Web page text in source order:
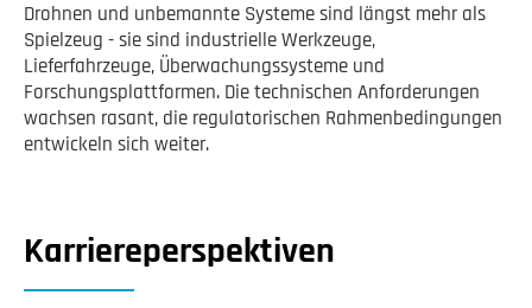
Drohnen und unbemannte Systeme sind längst mehr als
Spielzeug - sie sind industrielle Werkzeuge,
Lieferfahrzeuge, Überwachungssysteme und
Forschungsplattformen. Die technischen Anforderungen
wachsen rasant, die regulatorischen Rahmenbedingungen
entwickeln sich weiter.
Karriereperspektiven